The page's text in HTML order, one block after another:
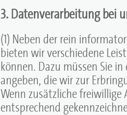
3. Datenverarbeitung bei
(1) Neben der rein
bieten wir verschiedene
können. Dazu müssen Sie
angeben, die wir zur
Wenn zusätzliche freiwillige
entsprechend